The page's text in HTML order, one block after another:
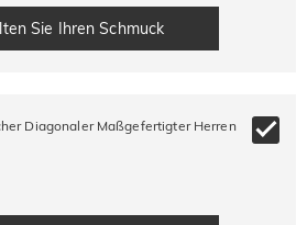
Sie Ihren Schmuck
Diagonaler Maßgefertigter Herren